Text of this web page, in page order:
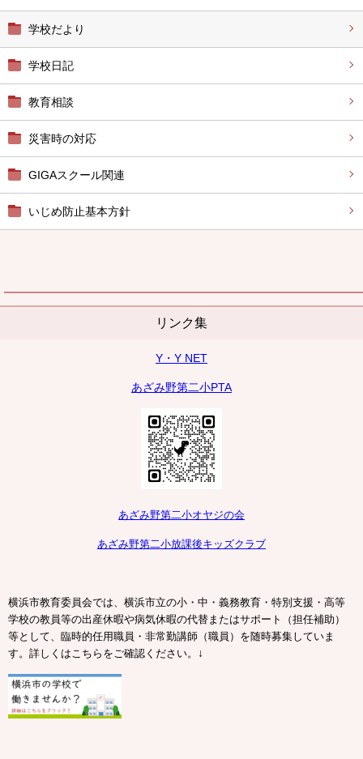
学校だより
学校日記
教育相談
災害時の対応
GIGAスクール関連
いじめ防止基本方針
リンク集
Y・Y NET
あざみ野第二小PTA
あざみ野第二小オヤジの会
あざみ野第二小放課後キッズクラブ
横浜市教育委員会では、横浜市立の小・中・義務教育・特別支援・高等
学校の教員等の出産休暇や病気休暇の代替またはサポート（担任補助）
等として、臨時的任用職員・非常勤講師（職員）を随時募集していま
す。詳しくはこちらをご確認ください。
↓